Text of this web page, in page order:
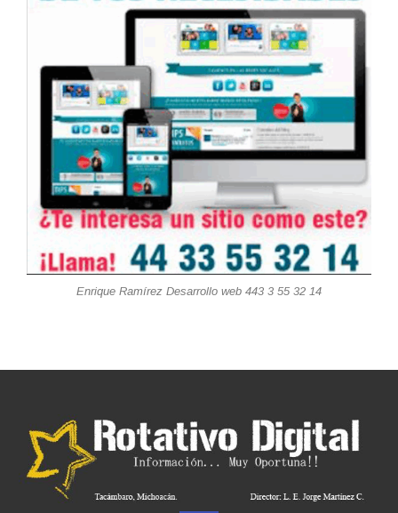
Enrique Ramírez Desarrollo web 443 3 55 32 14